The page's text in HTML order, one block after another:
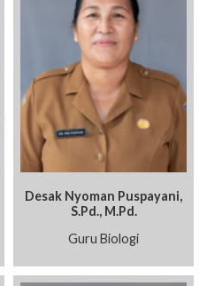
Desak Nyoman Puspayani,
S.Pd., M.Pd.
Guru Biologi